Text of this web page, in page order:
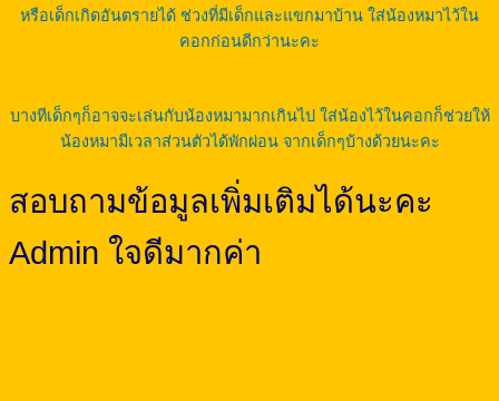
หรือเด็กเกิดอันตรายได้ ช่วงที่มีเด็กและแขกมาบ้าน ใส่น้องหมาไว้ใน
คอกก่อนดีกว่านะคะ
บางทีเด็กๆก็อาจจะเล่นกับน้องหมามากเกินไป ใส่น้องไว้ในคอกก็ช่วยให้
น้องหมามีเวลาส่วนตัวได้พักผ่อน จากเด็กๆบ้างด้วยนะคะ
สอบถามข้อมูลเพิ่มเติมได้นะคะ
Admin ใจดีมากค่า